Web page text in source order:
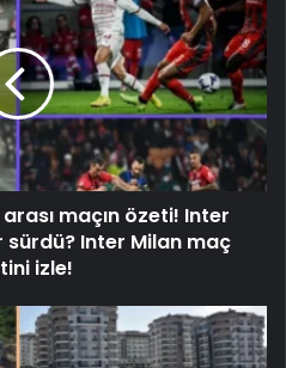
maçın özeti! Inter
sürdü? Inter Milan maç
izle!